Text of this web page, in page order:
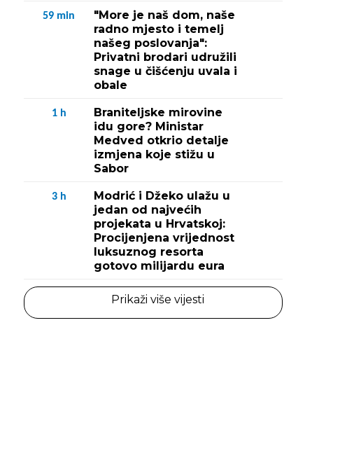
59 min
"More je naš dom, naše
radno mjesto i temelj
našeg poslovanja":
Privatni brodari udružili
snage u čišćenju uvala i
obale
1 h
Braniteljske mirovine
idu gore? Ministar
Medved otkrio detalje
izmjena koje stižu u
Sabor
3 h
Modrić i Džeko ulažu u
jedan od najvećih
projekata u Hrvatskoj:
Procijenjena vrijednost
luksuznog resorta
gotovo milijardu eura
Prikaži više vijesti